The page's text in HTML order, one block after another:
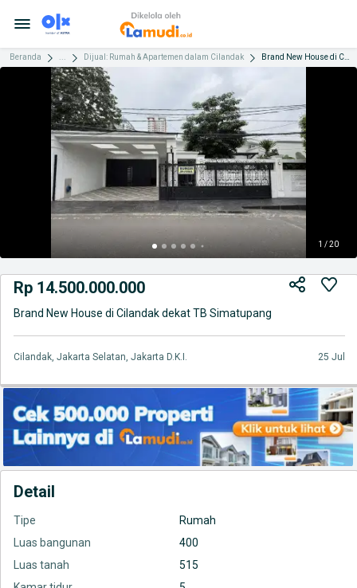
Beranda Dijual: Rumah & Apartemen dalam Cilandak
1 / 20
Rp 14.500.000.000
Brand New House di Cilandak dekat TB Simatupang
Cilandak, Jakarta Selatan, Jakarta D.K.I. 25 Jul
Detail
Tipe
Rumah
Luas bangunan
400
Luas tanah
515